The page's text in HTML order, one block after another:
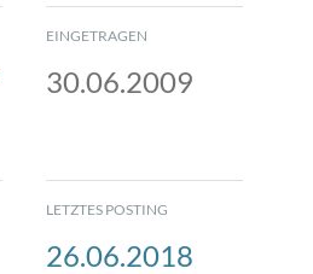
EINGETRAGEN
30.06.2009
LETZTES POSTING
26.06.2018